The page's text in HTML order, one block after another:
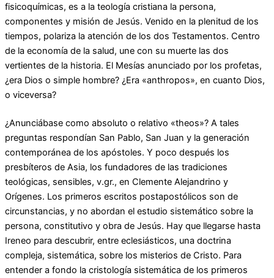
fisicoquímicas, es a la teología cristiana la persona,
componentes y misión de Jesús. Venido en la plenitud de los
tiempos, polariza la atención de los dos Testamentos. Centro
de la economía de la salud, une con su muerte las dos
vertientes de la historia. El Mesías anunciado por los profetas,
¿era Dios o simple hombre? ¿Era «anthropos», en cuanto Dios,
o viceversa?
¿Anunciábase como absoluto o relativo «theos»? A tales
preguntas respondían San Pablo, San Juan y la generación
contemporánea de los apóstoles. Y poco después los
presbíteros de Asia, los fundadores de las tradiciones
teológicas, sensibles, v.gr., en Clemente Alejandrino y
Orígenes. Los primeros escritos postapostólicos son de
circunstancias, y no abordan el estudio sistemático sobre la
persona, constitutivo y obra de Jesús. Hay que llegarse hasta
Ireneo para descubrir, entre eclesiásticos, una doctrina
compleja, sistemática, sobre los misterios de Cristo. Para
entender a fondo la cristología sistemática de los primeros